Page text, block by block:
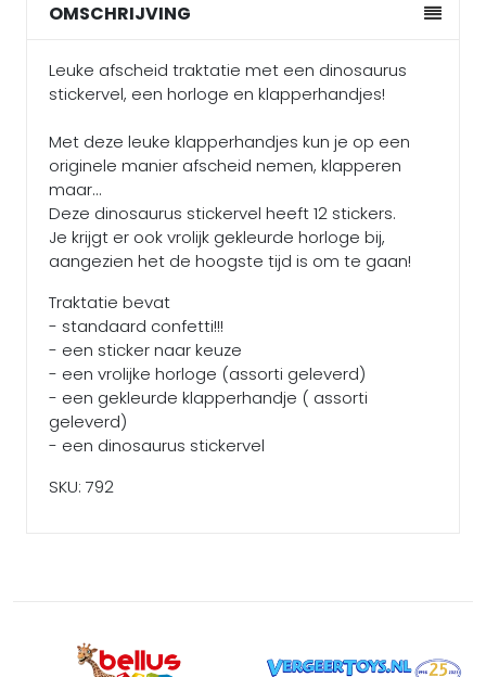
OMSCHRIJVING
Leuke afscheid traktatie met een dinosaurus
stickervel, een horloge en klapperhandjes!
Met deze leuke klapperhandjes kun je op een
originele manier afscheid nemen, klapperen
maar...
Deze dinosaurus stickervel heeft 12 stickers.
Je krijgt er ook vrolijk gekleurde horloge bij,
aangezien het de hoogste tijd is om te gaan!
Traktatie bevat
- standaard confetti!!!
- een sticker naar keuze
- een vrolijke horloge (assorti geleverd)
- een gekleurde klapperhandje ( assorti
geleverd)
- een dinosaurus stickervel
SKU: 792